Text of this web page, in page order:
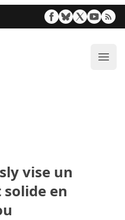
vise un
en